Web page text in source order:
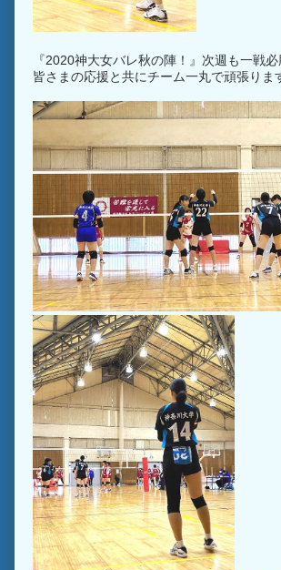
『2020神大女バレ秋の陣！』次週も一戦必
皆さまの応援と共にチーム一丸で頑張りま